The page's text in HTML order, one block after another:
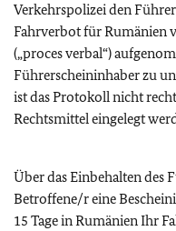
Verkehrspolizei den
Fahrverbot für Rumänien
(„proces verbal“)
Führerscheininhaber zu
ist das Protokoll nicht
Rechtsmittel eingelegt
Über das Einbehalten des
Betroffene/r eine
15 Tage in Rumänien Ihr